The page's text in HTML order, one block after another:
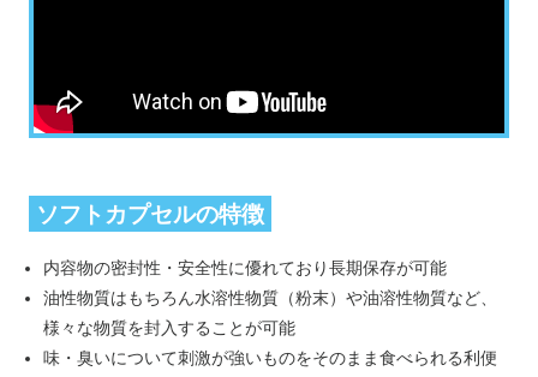
ソフトカプセルの特徴
内容物の密封性・安全性に優れており長期保存が可能
油性物質はもちろん水溶性物質（粉末）や油溶性物質など、
様々な物質を封入することが可能
味・臭いについて刺激が強いものをそのまま食べられる利便